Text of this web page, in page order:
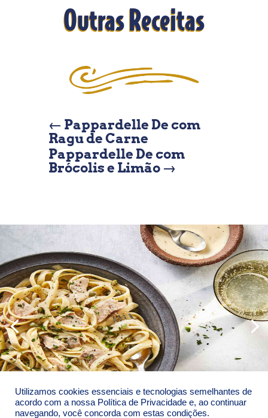
Outras Receitas
← Pappardelle De com
Ragu de Carne
Pappardelle De com
Brócolis e Limão→
Utilizamos cookies essenciais e tecnologias semelhantes de
acordo com a nossa Política de Privacidade e, ao continuar
navegando, você concorda com estas condições.